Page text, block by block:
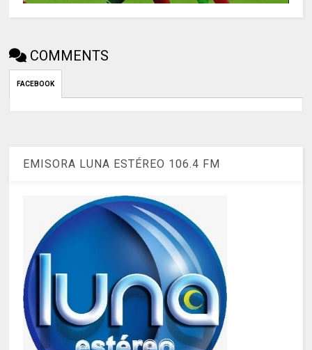
COMMENTS
FACEBOOK
EMISORA LUNA ESTÉREO 106.4 FM